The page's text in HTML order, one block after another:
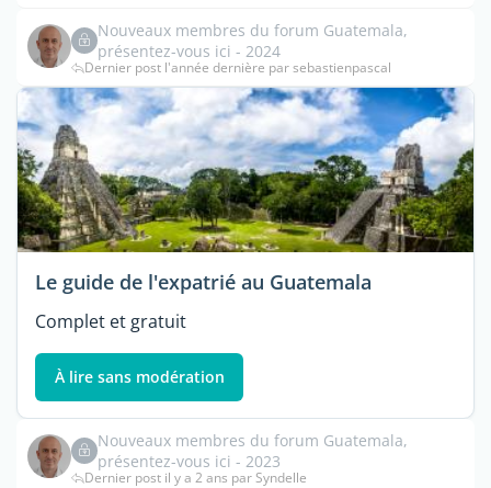
Nouveaux membres du forum Guatemala,
présentez-vous ici - 2024
Dernier post l'année dernière par sebastienpascal
Le guide de l'expatrié au Guatemala
Complet et gratuit
À lire sans modération
Nouveaux membres du forum Guatemala,
présentez-vous ici - 2023
Dernier post il y a 2 ans par Syndelle